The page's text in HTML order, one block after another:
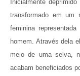
Inicialmente deprimido
transformado em um
feminina
homem. Através dela
meio de uma selva,
acabam beneficiados